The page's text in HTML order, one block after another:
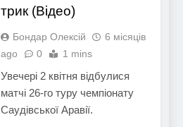
трик (Відео)
Бондар Олексій
6 місяців
ago
0 1 mins
Увечері 2 квітня відбулися
матчі 26-го туру чемпіонату
Саудівської Аравії.